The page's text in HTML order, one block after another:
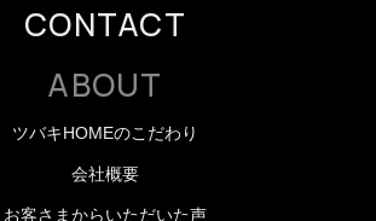
CONTACT
ABOUT
ツバキHOMEのこだわり
会社概要
お客さまからいただいた声